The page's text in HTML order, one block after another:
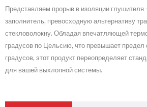
Представляем прорыв в изоляции глушителя
заполнитель, превосходную альтернативу
стекловолокну. Обладая впечатляющей
градусов по Цельсию, что превышает предел
градусов, этот продукт переопределяет
для вашей выхлопной системы.